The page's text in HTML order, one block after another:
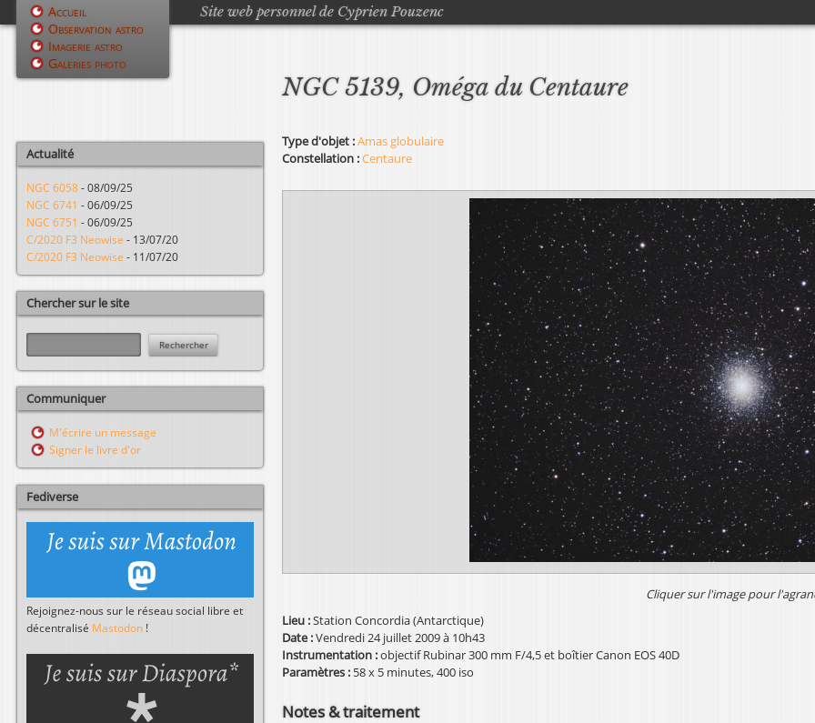
Site web personnel de Cyprien Pouzenc
NGC 5139, Oméga du Centaure
Type d'objet :Amas globulaire
Constellation :Centaure
Cliquer sur l'image pour
Lieu :Station Concordia (Antarctique)
Date :Vendredi 24 juillet 2009 à 10h43
Instrumentation :objectif Rubinar 300 mm F/4,5 et boîtier Canon EOS 40D
Paramètres : 58 x 5 minutes, 400 iso
Notes & traitement
M
p
c
p
a
Accueil
Observation astro
Imagerie astro
Galeries photo
Actualité
NGC 6058 - 08/09/25
NGC 6741 - 06/09/25
NGC 6751 - 06/09/25
C/2020 F3 Neowise - 13/07/20
C/2020 F3 Neowise - 11/07/20
Chercher sur le site
R
e
c
h
e
h
r
Communiquer
M'écrire un message
Signer le livre d'or
Fediverse
Rejoignez-nous sur le réseau social libre et
décentralisé Mastodon !